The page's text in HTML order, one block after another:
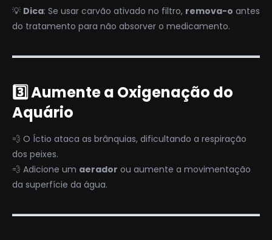
💡 Dica: Se usar carvão ativado no filtro, remova-o antes
do tratamento para não absorver o medicamento.
3️⃣ Aumente a Oxigenação do
Aquário
💨 O Íctio ataca as brânquias, dificultando a respiração
dos peixes.
💨 Adicione um aerador ou aumente a movimentação
da superfície da água.